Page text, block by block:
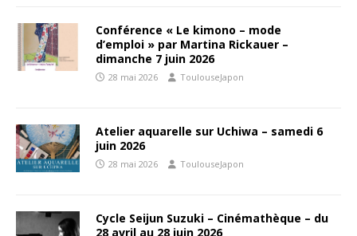
Conférence « Le kimono – mode
d’emploi » par Martina Rickauer –
dimanche 7 juin 2026
28 mai 2026 ToulouseJapon
Atelier aquarelle sur Uchiwa – samedi 6
juin 2026
28 mai 2026 ToulouseJapon
Cycle Seijun Suzuki – Cinémathèque – du
28 avril au 28 juin 2026